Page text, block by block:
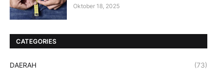
Oktober 18, 2025
CATEGORIES
DAERAH (73)